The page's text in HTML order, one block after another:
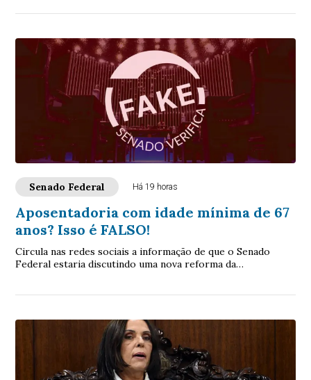
Senado Federal Há 19 horas
Aposentadoria com idade mínima de 67
anos? Isso é FALSO!
Circula nas redes sociais a informação de que o Senado
Federal estaria discutindo uma nova reforma da